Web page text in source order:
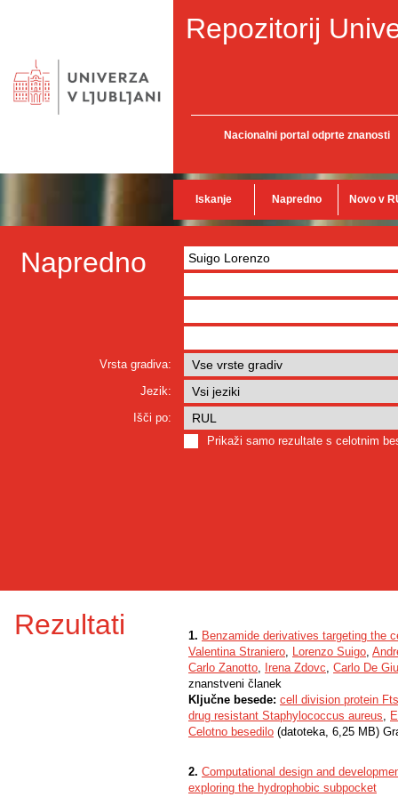
Repozitorij
Nacionalni portal odprte znanosti
Iskanje Napredno Novo v
Napredno
Vrsta gradiva:
Jezik:
Išči po:
Prikaži samo rezultate s celotnim
Rezultati 1. Benzamide derivatives targeting the
Valentina Straniero, Lorenzo Suigo,
Carlo Zanotto, Irena Zdovc, Carlo De
znanstveni članek
Ključne besede: cell division protein
drug resistant Staphylococcus aureus,
Celotno besedilo (datoteka, 6,25 MB)
2. Computational design and
exploring the hydrophobic subpocket